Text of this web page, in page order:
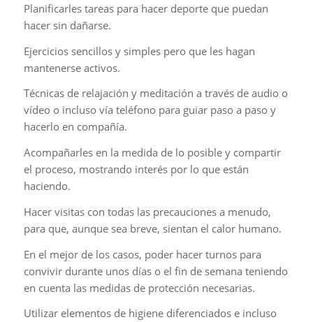
Planificarles tareas para hacer deporte que puedan
hacer sin dañarse.
Ejercicios sencillos y simples pero que les hagan
mantenerse activos.
Técnicas de relajación y meditación a través de audio o
vídeo o incluso vía teléfono para guiar paso a paso y
hacerlo en compañía.
Acompañarles en la medida de lo posible y compartir
el proceso, mostrando interés por lo que están
haciendo.
Hacer visitas con todas las precauciones a menudo,
para que, aunque sea breve, sientan el calor humano.
En el mejor de los casos, poder hacer turnos para
convivir durante unos días o el fin de semana teniendo
en cuenta las medidas de protección necesarias.
Utilizar elementos de higiene diferenciados e incluso